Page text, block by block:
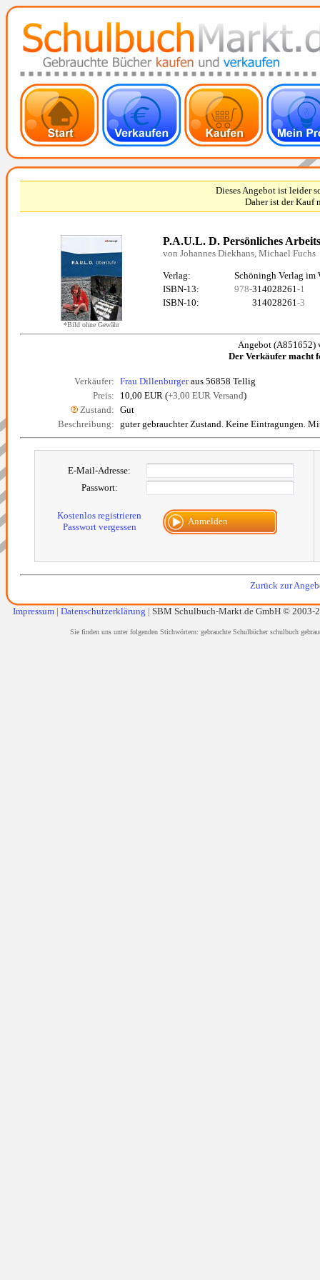
Dieses Angebot ist leider
Daher ist der Kauf
*Bild ohne Gewähr
P.A.U.L. D. Persönliches
von Johannes Diekhans, Michael Fuchs
Verlag:
Schöningh Verlag im
ISBN-13:
978-314028261-1
ISBN-10:
314028261-3
Angebot (A851652)
Der Verkäufer macht
Verkäufer: Frau Dillenburgeraus 56858 Tellig
Preis:
10,00 EUR (+3,00 EUR Versand)
Zustand: Gut
Beschreibung: guter gebrauchter Zustand. Keine Eintragungen.
E-Mail-Adresse:
Passwort:
Kostenlos registrieren
Passwort vergessen
Anmelden
Zurück zur
Impressum | Datenschutzerklärung | SBM Schulbuch-Markt.de GmbH © 2003-
Sie finden uns unter folgenden Stichwörtern: gebrauchte Schulbücher schulbuch